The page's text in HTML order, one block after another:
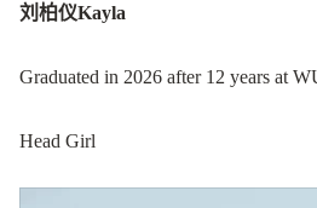
刘柏仪Kayla
Graduated in 2026 after 12 years at
Head Girl